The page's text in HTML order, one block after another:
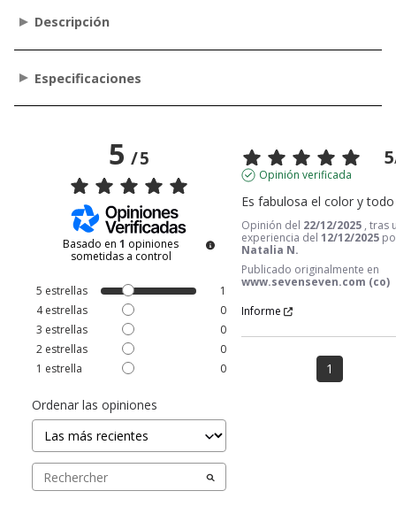
Descripción
Especificaciones
5/5
Basado en1 opiniones
sometidas a control
5 estrellas
1
4estrellas
0
3 estrellas
0
2 estrellas
0
1 estrella 0
Ordenar las opiniones
5
Opinión verificada
Es fabulosa el color y todo
Opinión del 22/12/2025 , tras
experiencia del12/12/2025
Natalia N.
Publicado originalmente en
www.sevenseven.com (co)
Informe
1